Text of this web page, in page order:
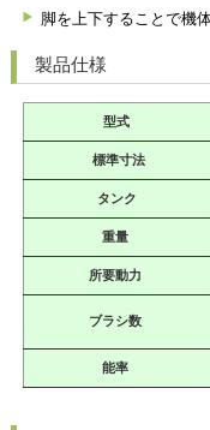
脚を上下することで機
製品仕様
型式
標準寸法
タンク
重量
所要動力
ブラシ数
能率